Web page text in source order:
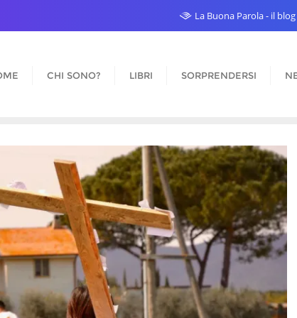
La Buona Parola - il
CHI SONO? LIBRI SORPRENDERSI